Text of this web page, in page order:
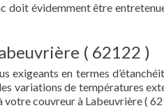
doit évidemment être
( 62122 )
exigeants en termes
variations de températures
couvreur à Labeuvrière (